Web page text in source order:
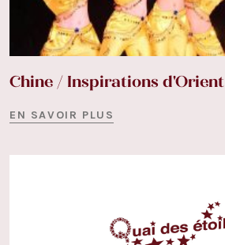
Chine / Inspirations d'Orient
EN SAVOIR PLUS